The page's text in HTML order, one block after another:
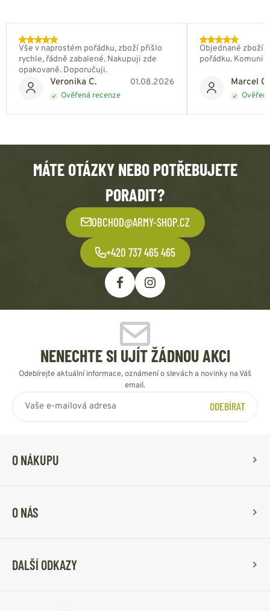
Veronika C. 01.08.2026
Ověřená recenze
Vše v naprostém pořádku, zboží přišlo
rychle, řádně zabalené. Nakupuji zde
opakovaně. Doporučuji.
Marcel
Objednané zboží
pořádku.
MÁTE OTÁZKY NEBO POTŘEBUJETE
PORADIT?
OBCHOD@ARMY-SHOP.CZ
+420 737 465 465
NENECHTE SI UJÍT ŽÁDNOU AKCI
Odebírejte aktuální informace, oznámení o slevách a novinky na Váš
email.
ODEBÍRAT
O NÁKUPU
O NÁS
DALŠÍ ODKAZY